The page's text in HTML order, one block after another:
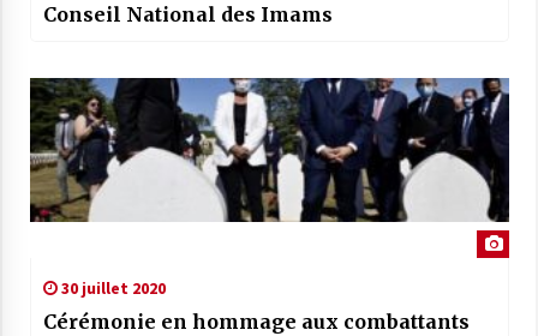
Conseil National des Imams
30 juillet 2020
Cérémonie en hommage aux combattants